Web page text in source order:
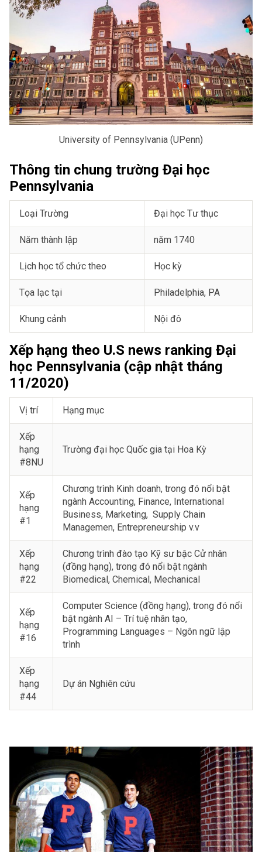
University of Pennsylvania (UPenn)
Thông tin chung trường Đại học
Pennsylvania
Loại Trường Đại học Tư thục
Năm thành lập năm 1740
Lịch học tổ chức theo Học kỳ
Tọa lạc tại Philadelphia, PA
Khung cảnh Nội đô
Xếp hạng theo U.S news ranking Đại
học Pennsylvania (cập nhật tháng
11/2020)
Vị trí Hạng mục
Xếp
hạng
#8NU
Trường đại học Quốc gia tại Hoa Kỳ
Xếp
hạng
#1
Chương trình Kinh doanh, trong đó nổi bật
ngành Accounting, Finance, International
Business, Marketing, Supply Chain
Managemen, Entrepreneurship v.v
Xếp
hạng
#22
Chương trình đào tạo Kỹ sư bậc Cử nhân
(đồng hạng), trong đó nổi bật ngành
Biomedical, Chemical, Mechanical
Xếp
hạng
#16
Computer Science (đồng hạng), trong đó nổi
bật ngành AI – Trí tuệ nhân tạo,
Programming Languages – Ngôn ngữ lập
trình
Xếp
hạng
#44
Dự án Nghiên cứu